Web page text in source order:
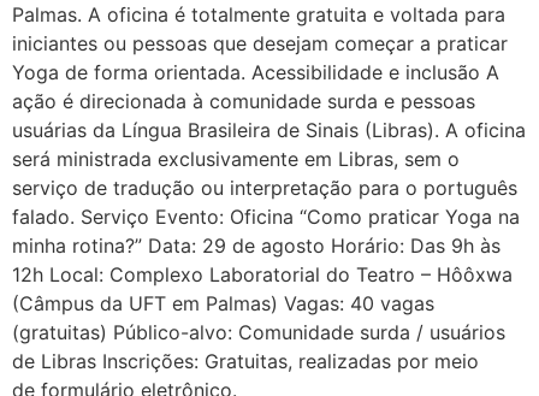
Palmas. A oficina é totalmente gratuita e voltada para
iniciantes ou pessoas que desejam começar a praticar
Yoga de forma orientada. Acessibilidade e inclusão A
ação é direcionada à comunidade surda e pessoas
usuárias da Língua Brasileira de Sinais (Libras). A oficina
será ministrada exclusivamente em Libras, sem o
serviço de tradução ou interpretação para o português
falado. Serviço Evento: Oficina “Como praticar Yoga na
minha rotina?” Data: 29 de agosto Horário: Das 9h às
12h Local: Complexo Laboratorial do Teatro – Hôôxwa
(Câmpus da UFT em Palmas) Vagas: 40 vagas
(gratuitas) Público-alvo: Comunidade surda / usuários
de Libras Inscrições: Gratuitas, realizadas por meio
de formulário eletrônico.